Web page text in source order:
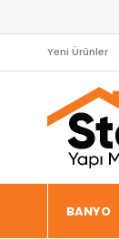
Yeni Ürünler
BANYO